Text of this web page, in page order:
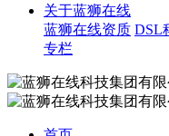
关于蓝狮在线
蓝狮在线资质 DSL
专栏